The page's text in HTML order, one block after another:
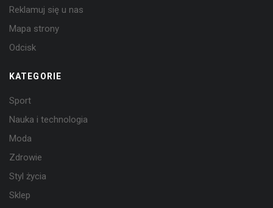
Reklamuj się u nas
Mapa strony
Odcisk
KATEGORIE
Sport
Nauka i technologia
Moda
Zdrowie
Styl życia
Sklep